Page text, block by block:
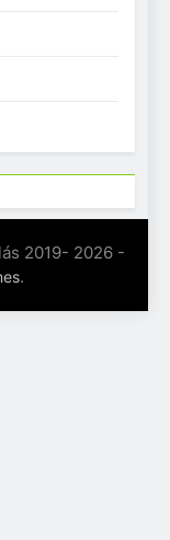
2019- 2026 -
.